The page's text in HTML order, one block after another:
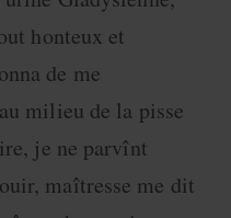
honteux et
de me
milieu de la pisse
je ne parvînt
maîtresse me dit